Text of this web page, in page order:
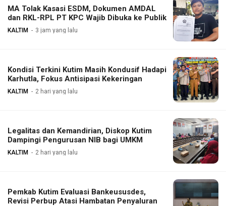
MA Tolak Kasasi ESDM, Dokumen AMDAL
dan RKL-RPL PT KPC Wajib Dibuka ke Publik
KALTIM 3 jam yang lalu
Kondisi Terkini Kutim Masih Kondusif Hadapi
Karhutla, Fokus Antisipasi Kekeringan
KALTIM 2 hari yang lalu
Legalitas dan Kemandirian, Diskop Kutim
Dampingi Pengurusan NIB bagi UMKM
KALTIM 2 hari yang lalu
Pemkab Kutim Evaluasi Bankeususdes,
Revisi Perbup Atasi Hambatan Penyaluran